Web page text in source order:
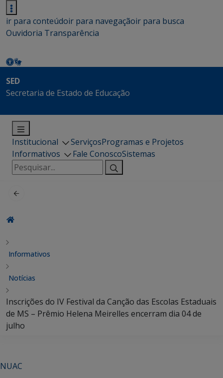
ir para conteúdoir para navegaçãoir para busca
Ouvidoria Transparência
SED
Secretaria de Estado de Educação
Institucional ServiçosProgramas e Projetos
Informativos
Fale ConoscoSistemas
Pesquisar
por:
Informativos
Notícias
Inscrições do IV Festival da Canção das Escolas Estaduais
de MS – Prêmio Helena Meirelles encerram dia 04 de
julho
NUAC